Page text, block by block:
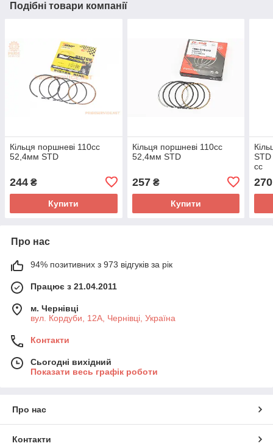
Подібні товари компанії
Кільця поршневі 110cc
52,4мм STD
244 ₴
Купити
Кільця поршневі 110cc
52,4мм STD
257₴
Купити
сс
270
Про нас
94% позитивних з 973 відгуків за рік
Працює з 21.04.2011
м. Чернівці
вул. Кордуби, 12А, Чернівці, Україна
Контакти
Сьогодні вихідний
Показати весь графік роботи
Про нас
Контакти